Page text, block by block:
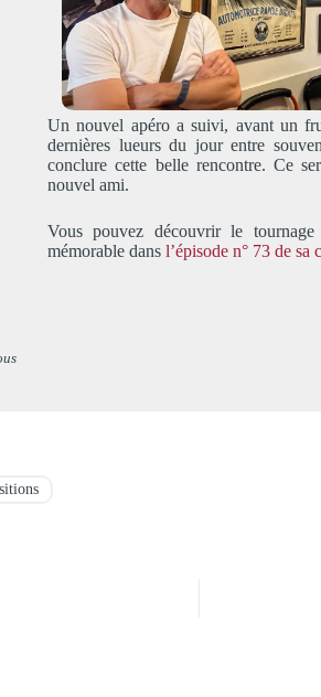
Un nouvel apéro a suivi, avant un
dernières lueurs du jour entre
conclure cette belle rencontre. Ce
nouvel ami.
Vous pouvez découvrir le
mémorable dans l’épisode n° 73 de sa